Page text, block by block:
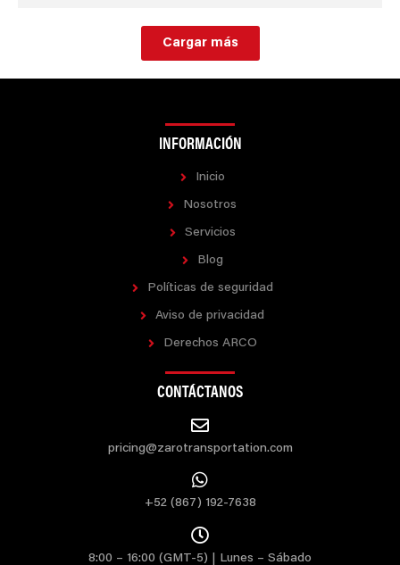
Cargar más
INFORMACIÓN
Inicio
Nosotros
Servicios
Blog
Políticas de seguridad
Aviso de privacidad
Derechos ARCO
CONTÁCTANOS
pricing@zarotransportation.com
+52 (867) 192-7638
8:00 – 16:00 (GMT-5) | Lunes – Sábado